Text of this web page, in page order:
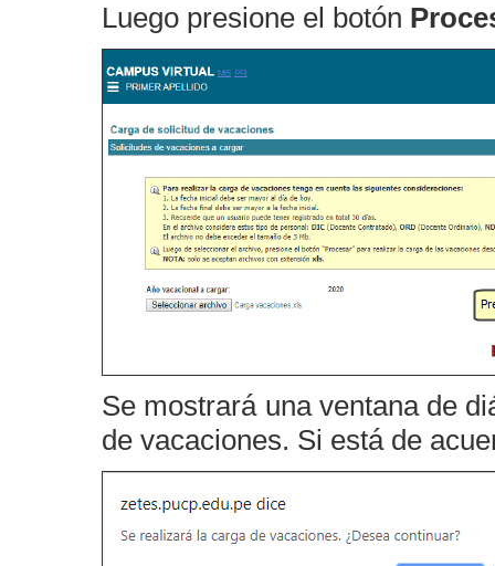
Luego presione el botón
Se mostrará una ventana de
de vacaciones. Si está de